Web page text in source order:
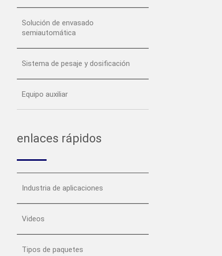
Solución de envasado
semiautomática
Sistema de pesaje y dosificación
Equipo auxiliar
enlaces rápidos
Industria de aplicaciones
Videos
Tipos de paquetes